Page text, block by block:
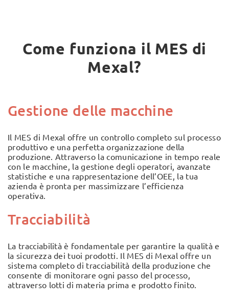
Come funziona il MES di
Mexal?
Gestione delle macchine
Il MES di Mexal offre un controllo completo sul processo
produttivo e una perfetta organizzazione della
produzione. Attraverso la comunicazione in tempo reale
con le macchine, la gestione degli operatori, avanzate
statistiche e una rappresentazione dell’OEE, la tua
azienda è pronta per massimizzare l’efficienza
operativa.
Tracciabilità
La tracciabilità è fondamentale per garantire la qualità e
la sicurezza dei tuoi prodotti. Il MES di Mexal offre un
sistema completo di tracciabilità della produzione che
consente di monitorare ogni passo del processo,
attraverso lotti di materia prima e prodotto finito.